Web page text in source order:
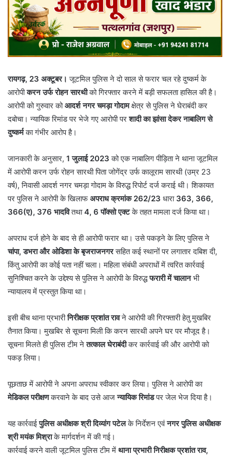
रायगढ़, 23 अक्टूबर। जूटमिल पुलिस ने दो साल से फरार चल रहे दुष्कर्म के
आरोपीकरन उर्फ रोहन सारथीको गिरफ्तार करने में बड़ी सफलता हासिल की है।
आरोपी को गुरुवार कोआदर्श नगर चमड़ा गोदामक्षेत्र से पुलिस ने घेराबंदी कर
दबोचा। न्यायिक रिमांड पर भेजे गए आरोपी परशादी का झांसा देकर नाबालिग से
दुष्कर्मका गंभीर आरोप है।
जानकारी के अनुसार, 1 जुलाई 2023 को एक नाबालिग पीड़िता ने थाना जूटमिल
में आरोपी करन उर्फ रोहन सारथी पिता जोगेंद्र उर्फ कालूराम सारथी (उम्र 23
वर्ष), निवासी आदर्श नगर चमड़ा गोदाम के विरुद्ध रिपोर्ट दर्ज कराई थी। शिकायत
पर पुलिस ने आरोपी के खिलाफअपराध क्रमांक 262/23 धारा 363, 366,
366(ए), 376 भादवितथा4, 6 पॉक्सो एक्टके तहत मामला दर्ज किया था।
अपराध दर्ज होने के बाद से ही आरोपी फरार था। उसे पकड़ने के लिए पुलिस ने
चांपा, डभरा और ओडिशा के बृजराजनगरसहित कई स्थानों पर लगातार दबिश दी,
किंतु आरोपी का कोई पता नहीं चला। महिला संबंधी अपराधों में त्वरित कार्रवाई
सुनिश्चित करने के उद्देश्य से पुलिस ने आरोपी के विरुद्धफरारी में चालानभी
न्यायालय में प्रस्तुत किया था।
इसी बीच थाना प्रभारीनिरीक्षक प्रशांत रावने आरोपी की गिरफ्तारी हेतु मुखबिर
तैनात किया। मुखबिर से सूचना मिली कि करन सारथी अपने घर पर मौजूद है।
सूचना मिलते ही पुलिस टीम नेतत्काल घेराबंदीकर कार्रवाई की और आरोपी को
पकड़ लिया।
पूछताछ में आरोपी ने अपना अपराध स्वीकार कर लिया। पुलिस ने आरोपी का
मेडिकल परीक्षणकरवाने के बाद उसे आजन्यायिक रिमांडपर जेल भेज दिया है।
यह कार्रवाईपुलिस अधीक्षक श्री दिव्यांग पटेलके निर्देशन एवंनगर पुलिस अधीक्षक
श्री मयंक मिश्राके मार्गदर्शन में की गई।
कार्रवाई करने वाली जूटमिल पुलिस टीम में थाना प्रभारी निरीक्षक प्रशांत राव,